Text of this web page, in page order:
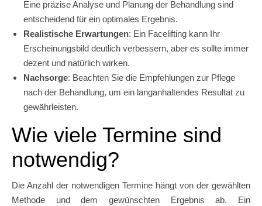
Eine präzise Analyse und Planung der Behandlung sind
entscheidend für ein optimales Ergebnis.
Realistische Erwartungen: Ein Facelifting kann Ihr
Erscheinungsbild deutlich verbessern, aber es sollte immer
dezent und natürlich wirken.
Nachsorge: Beachten Sie die Empfehlungen zur Pflege
nach der Behandlung, um ein langanhaltendes Resultat zu
gewährleisten.
Wie viele Termine sind
notwendig?
Die Anzahl der notwendigen Termine hängt von der gewählten
Methode und dem gewünschten Ergebnis ab. Ein